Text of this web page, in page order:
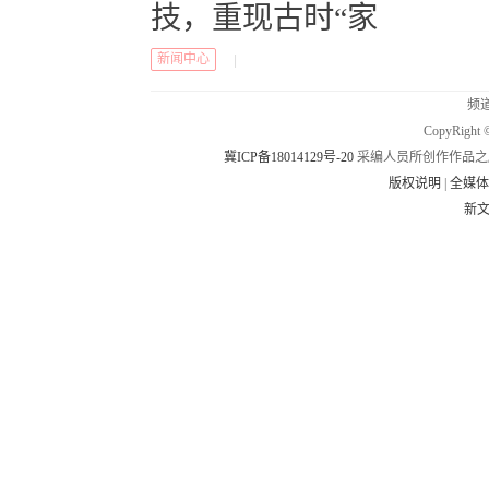
技，重现古时“家
新闻中心
频
CopyRight
冀ICP备18014129号-20 采编人员所创作作品
版权说明
|全媒
新